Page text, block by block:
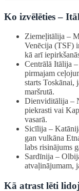
Ko izvēlēties –
Ziemeļitālija –
Venēcija (TSF)
kā arī
Centrālā Itālija
pirmajam
starts Toskānai,
maršrutā.
Dienviditālija –
piekrasti vai
vasarā.
Sicīlija –
gan vulkāna
labs risinājums
Sardīnija –
atvaļinājumam,
Kā atrast lēti